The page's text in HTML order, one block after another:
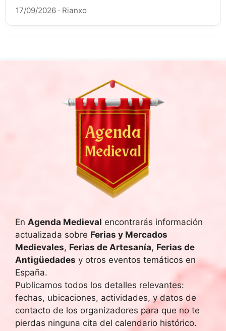
17/09/2026 · Rianxo
En Agenda Medieval encontrarás información
actualizada sobre Ferias y Mercados
Medievales, Ferias de Artesanía, Ferias de
Antigüedades y otros eventos temáticos en
España.
Publicamos todos los detalles relevantes:
fechas, ubicaciones, actividades, y datos de
contacto de los organizadores para que no te
pierdas ninguna cita del calendario histórico.